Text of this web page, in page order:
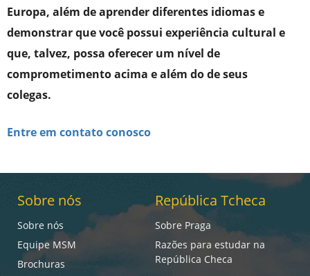
Europa, além de aprender diferentes idiomas e
demonstrar que você possui experiência cultural e
que, talvez, possa oferecer um nível de
comprometimento acima e além do de seus
colegas.
Entre em contato conosco
Sobre nós
Sobre nós
Equipe MSM
Brochuras
República Tcheca
Sobre Praga
Razões para estudar na
República Checa